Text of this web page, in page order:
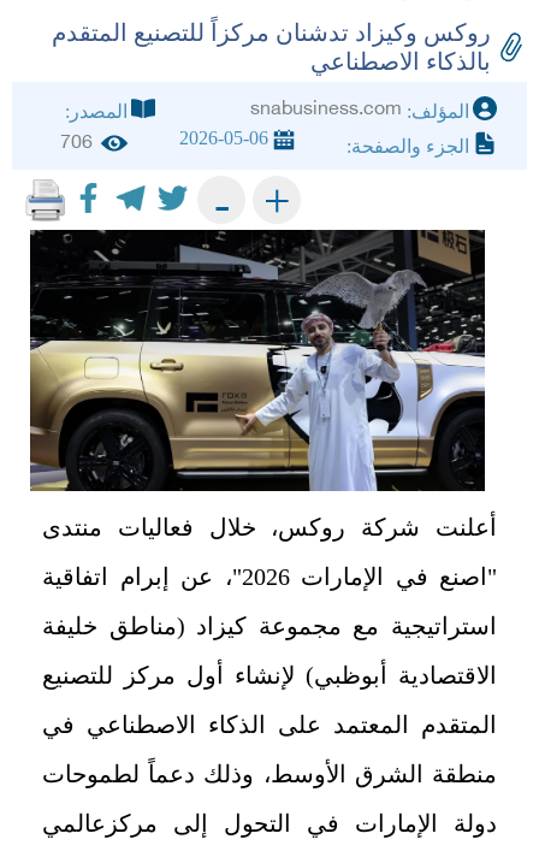
روكس وكيزاد تدشنان مركزاً للتصنيع المتقدم
بالذكاء الاصطناعي
المؤلف: snabusiness.com
المصدر:
الجزء والصفحة:
2026-05-06
706
+
-
أعلنت شركة روكس، خلال فعاليات منتدى
"اصنع في الإمارات 2026"، عن إبرام اتفاقية
استراتيجية مع مجموعة كيزاد (مناطق خليفة
الاقتصادية أبوظبي) لإنشاء أول مركز للتصنيع
المتقدم المعتمد على الذكاء الاصطناعي في
منطقة الشرق الأوسط، وذلك دعماً لطموحات
دولة الإمارات في التحول إلى مركزعالمي